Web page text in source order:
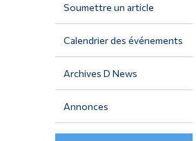
Soumettre un article
Calendrier des événements
Archives D News
Annonces